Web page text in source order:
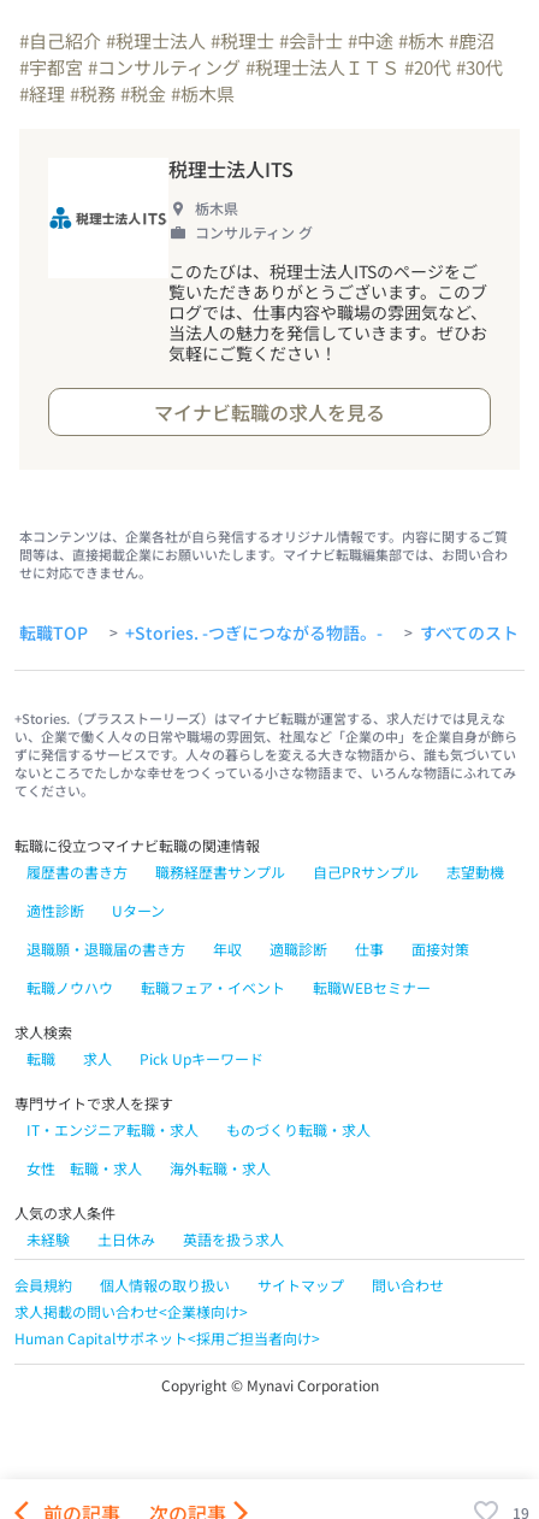
#自己紹介#税理士法人 #税理士#会計士#中途#栃木#鹿沼
#宇都宮 #コンサルティング #税理士法人ＩＴＳ #20代#30代
#経理 #税務#税金#栃木県
税理士法人ITS
栃木県
コンサルティン グ
このたびは、税理士法人ITSのページをご
覧いただきありがとうございます。このブ
ログでは、仕事内容や職場の雰囲気など、
当法人の魅力を発信していきます。ぜひお
気軽にご覧ください ！
マイナビ転職の求人を見る
本コンテンツは、企業各社が自ら発信するオリジナル情報です。内容に関するご質
問等は、直接掲載企業にお願いいたします。マイナビ転職編集部では、お問い合わ
せに対応できません。
転職TOP > +Stories. -つぎにつながる物語。- > すべてのスト
arrow_back_ios 前の記事 次の記事 arrow_forward_ios 19
+Stories.（プラスストーリーズ）はマイナビ転職が運営する、求人だけでは見えな
い、企業で働く人々の日常や職場の雰囲気、社風など「企業の中」を企業自身が飾ら
ずに発信するサービスです。人々の暮らしを変える大きな物語から、誰も気づいてい
ないところでたしかな幸せをつくっている小さな物語まで、いろんな物語にふれてみ
てください。
転職に役立つマイナビ転職の関連情報
履歴書の書き方
職務経歴書サンプル 自己PRサンプル
志望動機
適性診断
Uターン
退職願・退職届の書き方
年収 適職診断 仕事
面接対策
転職ノウハウ
転職フェア・イベント 転職WEBセミナー
求人検索
転職
求人 Pick Upキーワード
専門サイトで求人を探す
IT・エンジニア転職・求人
ものづくり転職・求人
女性 転職・求人
海外転職・求人
人気の求人条件
未経験
土日休み 英語を扱う求人
会員規約 個人情報の取り扱い サイトマップ
問い合わせ
求人掲載の問い合わせ<企業様向け>
Human Capitalサポネット<採用ご担当者向け>
Copyright © Mynavi Corporation